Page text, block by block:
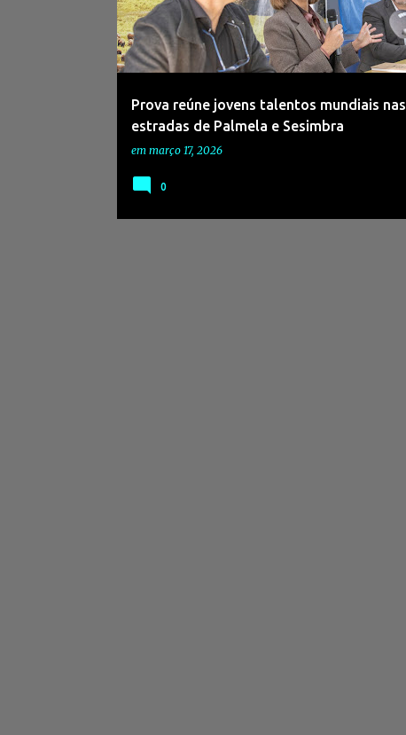
s
a
g
Prova reúne jovens talentos mundiais nas
estradas de Palmela e Sesimbra
em março 17, 2026
0